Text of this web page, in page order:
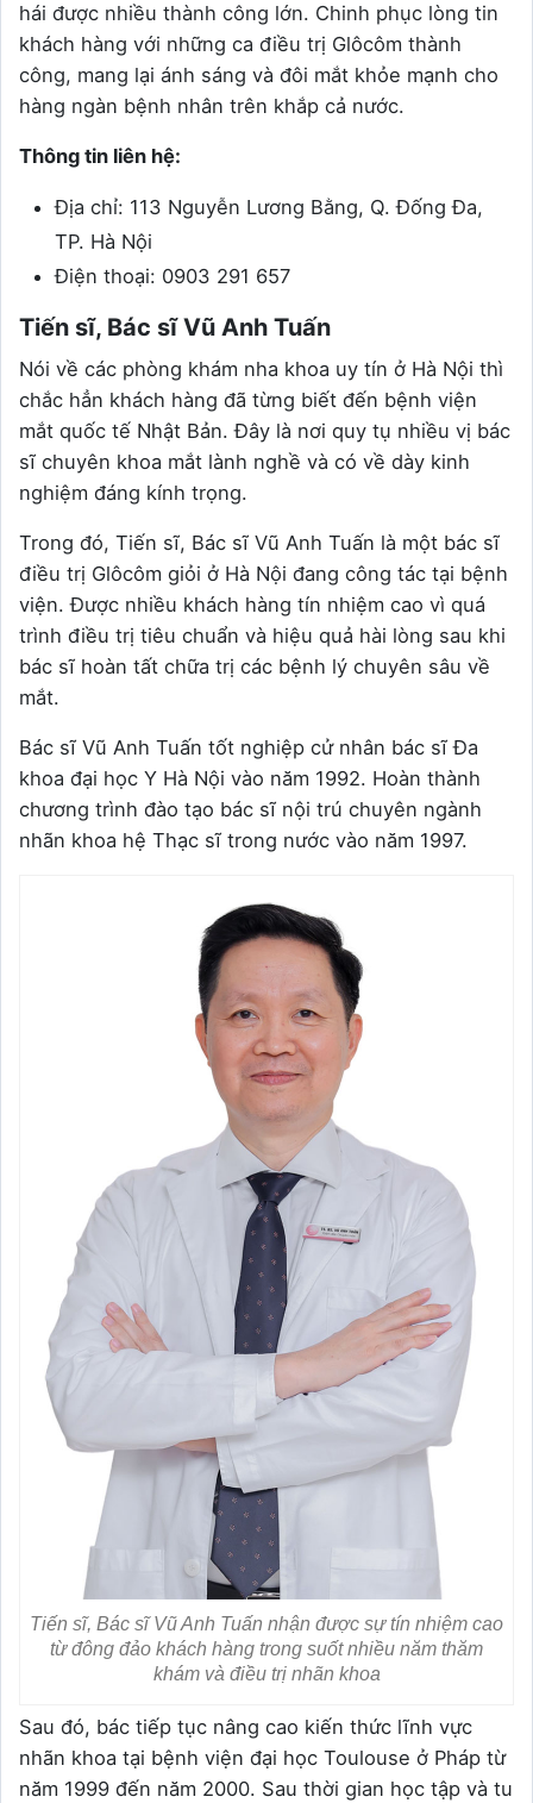
hái được nhiều thành công lớn. Chinh phục lòng tin
khách hàng với những ca điều trị Glôcôm thành
công, mang lại ánh sáng và đôi mắt khỏe mạnh cho
hàng ngàn bệnh nhân trên khắp cả nước.
Thông tin liên hệ:
Địa chỉ: 113 Nguyễn Lương Bằng, Q. Đống Đa,
TP. Hà Nội
Điện thoại: 0903 291 657
Tiến sĩ, Bác sĩ Vũ Anh Tuấn
Nói về các phòng khám nha khoa uy tín ở Hà Nội thì
chắc hẳn khách hàng đã từng biết đến bệnh viện
mắt quốc tế Nhật Bản. Đây là nơi quy tụ nhiều vị bác
sĩ chuyên khoa mắt lành nghề và có về dày kinh
nghiệm đáng kính trọng.
Trong đó, Tiến sĩ, Bác sĩ Vũ Anh Tuấn là một bác sĩ
điều trị Glôcôm giỏi ở Hà Nội đang công tác tại bệnh
viện. Được nhiều khách hàng tín nhiệm cao vì quá
trình điều trị tiêu chuẩn và hiệu quả hài lòng sau khi
bác sĩ hoàn tất chữa trị các bệnh lý chuyên sâu về
mắt.
Bác sĩ Vũ Anh Tuấn tốt nghiệp cử nhân bác sĩ Đa
khoa đại học Y Hà Nội vào năm 1992. Hoàn thành
chương trình đào tạo bác sĩ nội trú chuyên ngành
nhãn khoa hệ Thạc sĩ trong nước vào năm 1997.
Tiến sĩ, Bác sĩ Vũ Anh Tuấn nhận được sự tín nhiệm cao
từ đông đảo khách hàng trong suốt nhiều năm thăm
khám và điều trị nhãn khoa
Sau đó, bác tiếp tục nâng cao kiến thức lĩnh vực
nhãn khoa tại bệnh viện đại học Toulouse ở Pháp từ
năm 1999 đến năm 2000. Sau thời gian học tập và tu